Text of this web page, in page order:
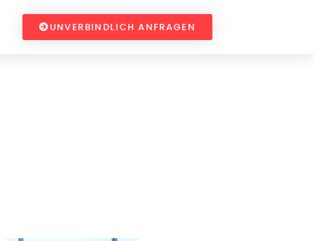
UNVERBINDLICH ANFRAGEN